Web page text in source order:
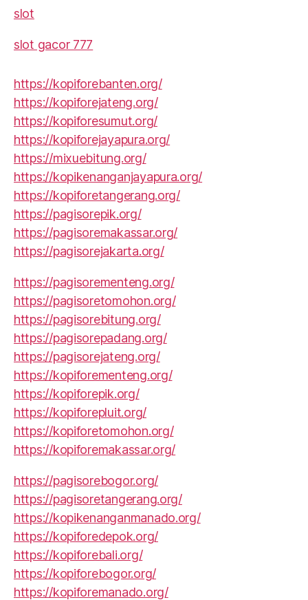
slot
slot gacor 777
https://kopiforebanten.org/
https://kopiforejateng.org/
https://kopiforesumut.org/
https://kopiforejayapura.org/
https://mixuebitung.org/
https://kopikenanganjayapura.org/
https://kopiforetangerang.org/
https://pagisorepik.org/
https://pagisoremakassar.org/
https://pagisorejakarta.org/
https://pagisorementeng.org/
https://pagisoretomohon.org/
https://pagisorebitung.org/
https://pagisorepadang.org/
https://pagisorejateng.org/
https://kopiforementeng.org/
https://kopiforepik.org/
https://kopiforepluit.org/
https://kopiforetomohon.org/
https://kopiforemakassar.org/
https://pagisorebogor.org/
https://pagisoretangerang.org/
https://kopikenanganmanado.org/
https://kopiforedepok.org/
https://kopiforebali.org/
https://kopiforebogor.org/
https://kopiforemanado.org/